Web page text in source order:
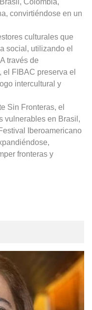
convirtiéndose en un
culturales que
social, utilizando el
través de
FIBAC preserva el
intercultural y
Sin Fronteras, el
vulnerables en Brasil,
Festival Iberoamericano
fronteras y